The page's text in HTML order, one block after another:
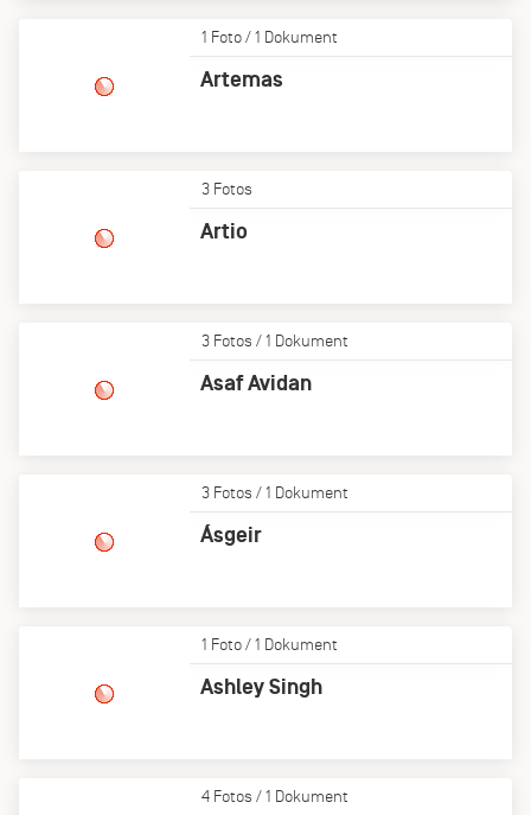
1 Foto / 1 Dokument
Artemas
3 Fotos
Artio
3 Fotos / 1 Dokument
Asaf Avidan
3 Fotos / 1 Dokument
Ásgeir
1 Foto / 1 Dokument
Ashley Singh
4 Fotos / 1 Dokument